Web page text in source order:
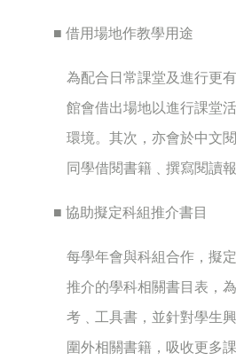
■ 借用場地作教學用途
為配合日常課堂及進行更
館會借出場地以進行課堂
環境。其次，亦會於中文
同學借閱書籍﹑撰寫閱讀報
■ 協助擬定科組推介書目
每學年會與科組合作，擬
推介的學科相關書目表，
考﹑工具書，並針對學生
圍外相關書籍，吸收更多課